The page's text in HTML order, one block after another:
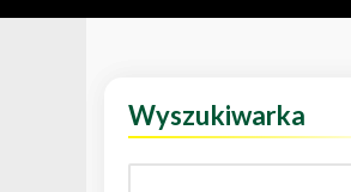
Wyszukiwarka